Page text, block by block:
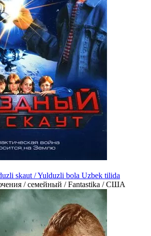
skaut / Yulduzli bola Uzbek tilida
/ семейный / Fantastika / США